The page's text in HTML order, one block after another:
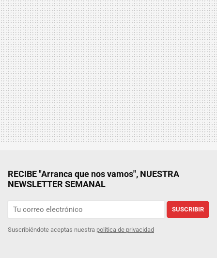
RECIBE "Arranca que nos vamos", NUESTRA
NEWSLETTER SEMANAL
SUSCRIBIR
Suscribiéndote aceptas nuestra política de privacidad